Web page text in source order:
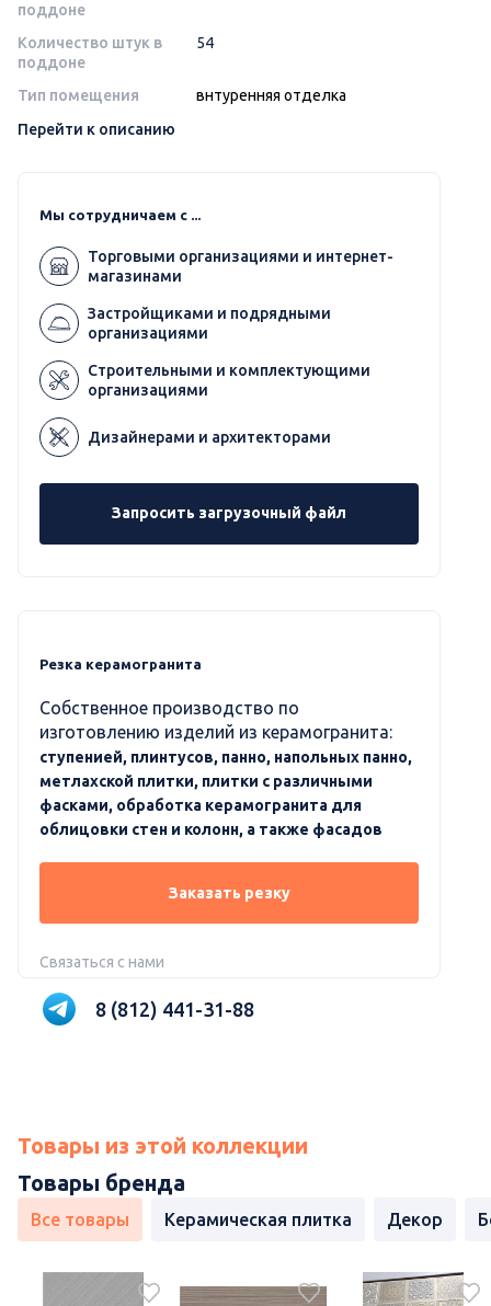
поддоне
Количество штук в
поддоне
54
Тип помещения
внтуренняя отделка
Перейти к описанию
Мы сотрудничаем с ...
Торговыми организациями и интернет-
магазинами
Застройщиками и подрядными
организациями
Строительными и комплектующими
организациями
Дизайнерами и архитекторами
Запросить загрузочный файл
Резка керамогранита
Собственное производство по
изготовлению изделий из керамогранита:
ступенией, плинтусов, панно, напольных панно,
метлахской плитки, плитки с различными
фасками, обработка керамогранита для
облицовки стен и колонн, а также фасадов
Заказать резку
Связаться с нами
8 (812) 441-31-88
Товары из этой коллекции
Товары бренда
Все товары Керамическая плитка Декор